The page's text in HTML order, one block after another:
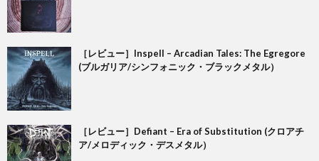
［レビュー］Inspell – Arcadian Tales: The Egregore
(ブルガリア/シンフォニック・ブラックメタル）
［レビュー］Defiant – Era of Substitution (クロアチ
ア/メロディック・デスメタル）